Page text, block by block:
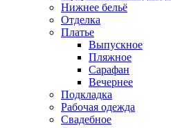
Нижнее бельё
Отделка
Платье
Выпускное
Пляжное
Сарафан
Вечернее
Подкладка
Рабочая одежда
Свадебное